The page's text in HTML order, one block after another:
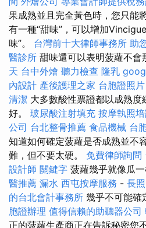
果成熟並且完全黃色時，您只能
有一種“甜味”，可以增加
味”。 台灣前十大律師事務所 助
醫診所 甜味還可以表明菠蘿不會
天 台中外燴 聽力檢查 隆乳
內設計 產後護理之家 台胞證照片
清潔 大多數酸性票證都以成熟度
好。 玻尿酸注射填充 按摩執照
公司 台北整骨推薦 食品機械 台
知道如何確定菠蘿是否成熟並不
難，但不要太硬。 免費律師詢問
設計師 關鍵字 菠蘿幾乎就像瓜
醫推薦 漏水 西屯按摩服務 - 長
的台北會計事務所 幾乎不可能確
胞證辦理 值得信賴的助聽器公司
正的菠蘿生產商正在告訴秘密您